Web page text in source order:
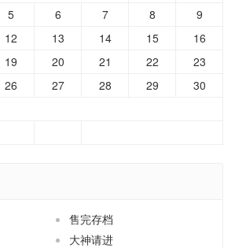
5 6 7 8
9
12 13 14 15
16
19 20 21 22
23
26 27 28 29
30
售完存档
大神请进